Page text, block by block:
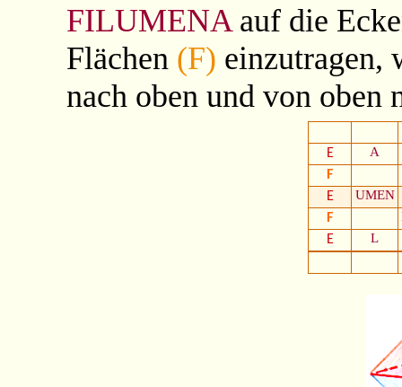
FILUMENAauf die
Flächen (F) einzutragen,
nach oben und von oben
E
A
F
E
UMEN
F
E
L